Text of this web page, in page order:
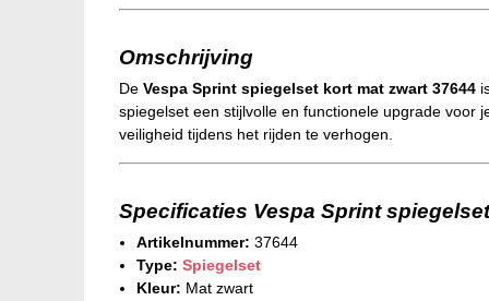
Omschrijving
De Vespa Sprint spiegelset kort mat zwart 37644
spiegelset een stijlvolle en functionele upgrade voor
veiligheid tijdens het rijden te verhogen.
Specificaties Vespa Sprint
Artikelnummer: 37644
Type: Spiegelset
Kleur: Mat zwart